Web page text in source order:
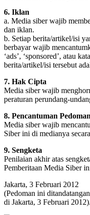
6. Iklan
a. Media siber wajib
dan iklan.
b. Setiap berita/artikel/isi
berbayar wajib
‘ads’, ‘sponsored’, atau
berita/artikel/isi tersebut
7. Hak Cipta
Media siber wajib
peraturan perundang-
8. Pencantuman Pedoman
Media siber wajib
Siber ini di medianya
9. Sengketa
Penilaian akhir atas
Pemberitaan Media Siber
Jakarta, 3 Februari 2012
(Pedoman ini
di Jakarta, 3 Februari 2012).